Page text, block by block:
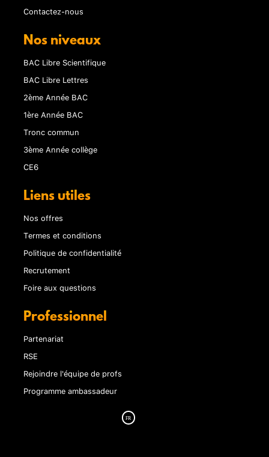
Contactez-nous
Nos niveaux
BAC Libre Scientifique
BAC Libre Lettres
2ème Année BAC
1ère Année BAC
Tronc commun
3ème Année collège
CE6
Liens utiles
Nos offres
Termes et conditions
Politique de confidentialité
Recrutement
Foire aux questions
Professionnel
Partenariat
RSE
Rejoindre l'équipe de profs
Programme ambassadeur